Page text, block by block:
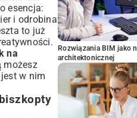
esencja:
i odrobina
to już
na
możesz
w nim
Rozwiązania BIM jako
architektonicznej